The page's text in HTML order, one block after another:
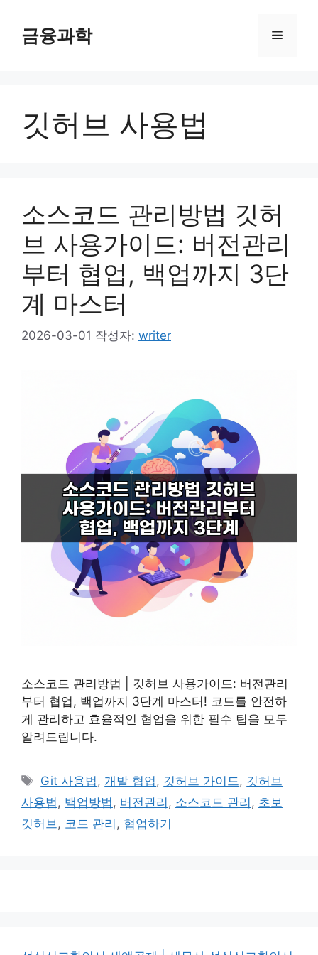
금융과학 메
깃허브 사용법
소스코드 관리방법 깃허
브 사용가이드: 버전관리
부터 협업, 백업까지 3단
계 마스터
2026-03-01 작성자: writer
소스코드 관리방법 | 깃허브 사용가이드: 버전관리
부터 협업, 백업까지 3단계 마스터! 코드를 안전하
게 관리하고 효율적인 협업을 위한 필수 팁을 모두
알려드립니다.
태
그
Git 사용법 , 개발 협업 , 깃허브 가이드 , 깃허브
사용법 , 백업방법 , 버전관리 , 소스코드 관리 , 초보
깃허브 , 코드 관리 , 협업하기